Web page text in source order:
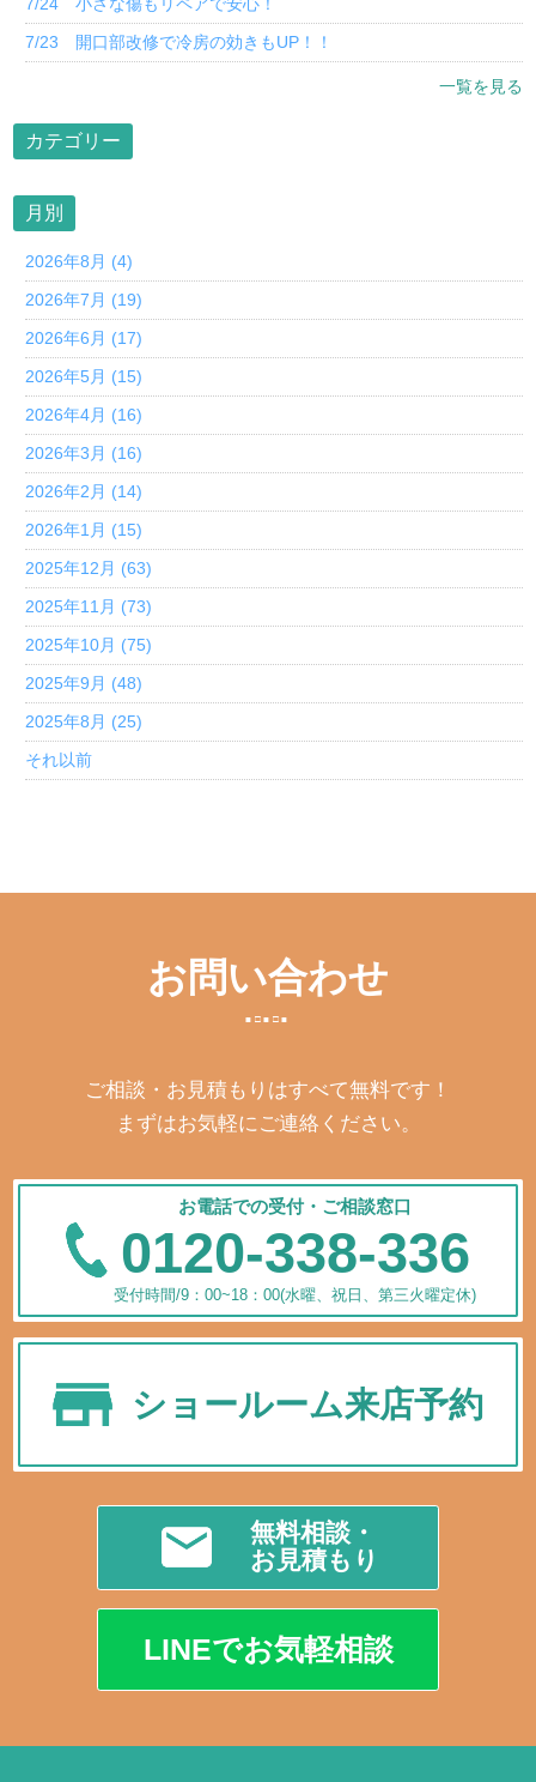
7/23 開口部改修で冷房の効きもUP！！
一覧を見る
カテゴリー
月別
2026年8月 (4)
2026年7月 (19)
2026年6月 (17)
2026年5月 (15)
2026年4月 (16)
2026年3月 (16)
2026年2月 (14)
2026年1月 (15)
2025年12月 (63)
2025年11月 (73)
2025年10月 (75)
2025年9月 (48)
2025年8月 (25)
それ以前
お問い合わせ
ご相談・お見積もりはすべて無料です！
まずはお気軽にご連絡ください。
お電話での受付・ご相談窓口
0120-338-336
受付時間/9：00~18：00(水曜、祝日、第三火曜定休)
ショールーム来店予約
無料相談・
お見積もり
LINEでお気軽相談